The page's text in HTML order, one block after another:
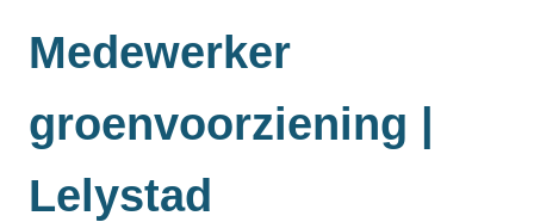
Medewerker
groenvoorziening |
Lelystad